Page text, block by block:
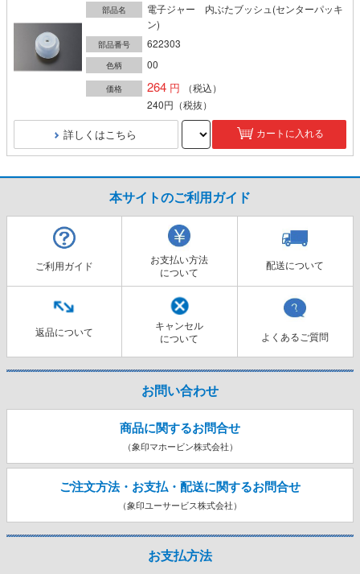
部品名
電子ジャー 内ぶたブッシュ(センターパッキ
ン)
部品番号 622303
色柄 00
価格 264
（税込）
240円 （税抜）
詳しくはこちら カートに入れる
本サイトのご利用ガイド
ご利用ガイド
お支払い方法
について
配送について
返品について
キャンセル
について
よくあるご質問
お問い合わせ
商品に関するお問合せ
（象印マホービン株式会社）
ご注文方法・お支払・配送に関するお問合せ
（象印ユーサービス株式会社）
お支払方法